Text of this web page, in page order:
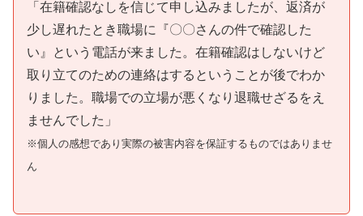
「在籍確認なしを信じて申し込みましたが、返済が
少し遅れたとき職場に『〇〇さんの件で確認した
い』という電話が来ました。在籍確認はしないけど
取り立てのための連絡はするということが後でわか
りました。職場での立場が悪くなり退職せざるをえ
ませんでした」
※個人の感想であり実際の被害内容を保証するものではありませ
ん